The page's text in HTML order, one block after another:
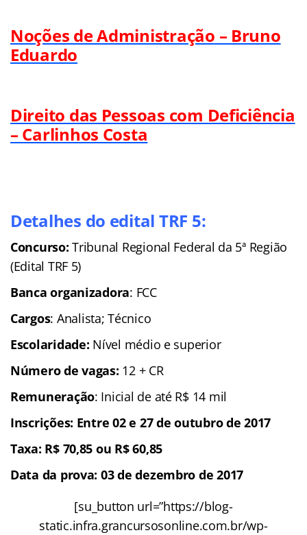
Noções de Administração – Bruno
Eduardo
Direito das Pessoas com Deficiência
– Carlinhos Costa
Detalhes do edital TRF 5:
Concurso: Tribunal Regional Federal da 5ª Região
(Edital TRF 5)
Banca organizadora: FCC
Cargos: Analista; Técnico
Escolaridade: Nível médio e superior
Número de vagas: 12 + CR
Remuneração: Inicial de até R$ 14 mil
Inscrições: Entre 02 e 27 de outubro de 2017
Taxa: R$ 70,85 ou R$ 60,85
Data da prova: 03 de dezembro de 2017
[su_button url=”https://blog-
static.infra.grancursosonline.com.br/wp-